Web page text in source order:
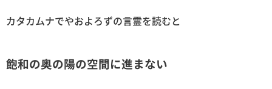
カタカムナでやおよろずの言霊を読むと
飽和の奥の陽の空間に進まない